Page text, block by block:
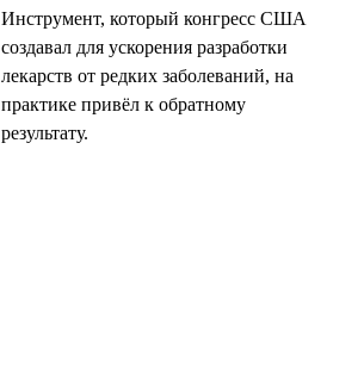
Инструмент, который конгресс США
создавал для ускорения разработки
лекарств от редких заболеваний, на
практике привёл к обратному
результату.